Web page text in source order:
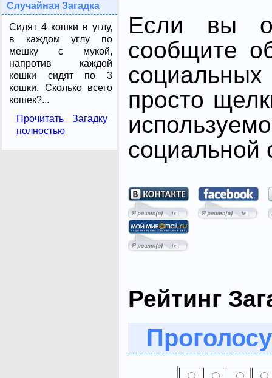
Случайная Загадка
Сидят 4 кошки в углу,
в каждом углу по
мешку с мукой,
напротив каждой
кошки сидят по 3
кошки. Сколько всего
кошек?...
Прочитать Загадку
полностью
Если вы
сообщите
просто
социальной
Рейтинг